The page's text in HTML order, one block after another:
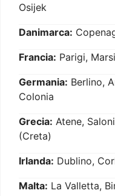
Osijek
Danimarca:
Francia: Parigi,
Germania: Berlino,
Colonia
Grecia: Atene,
(Creta)
Irlanda: Dublino,
Malta: La Valletta,